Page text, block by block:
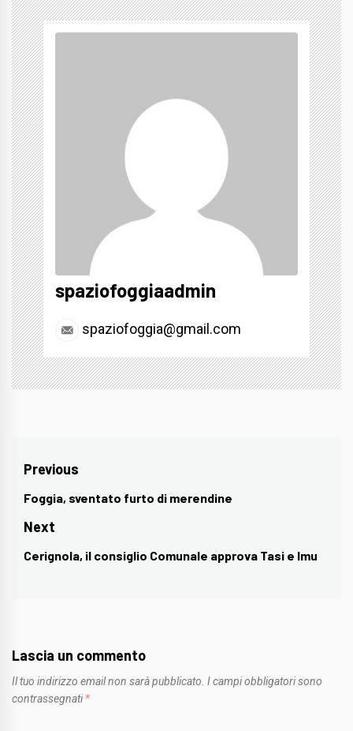
spaziofoggiaadmin
spaziofoggia@gmail.com
Navigazione
articoli
Previous
Previous
post:
Foggia, sventato furto di merendine
Next
Next
Cerignola, il consiglio Comunale approva Tasi e Imu
Lascia un commento
Il tuo indirizzo email non sarà pubblicato. I campi obbligatori sono
contrassegnati *